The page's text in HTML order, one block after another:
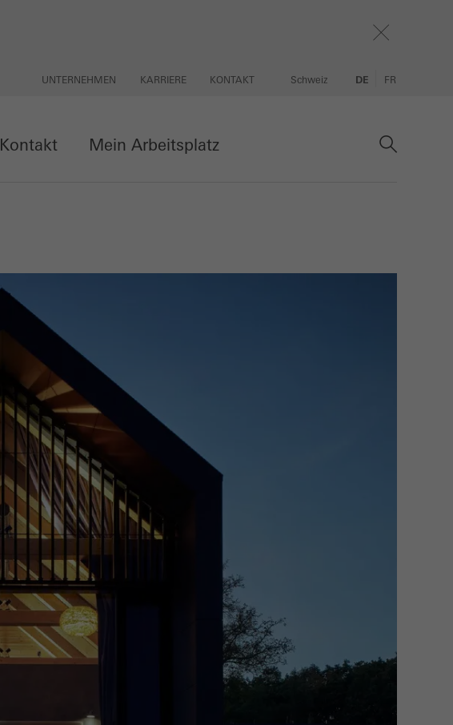
UNTERNEHMEN KARRIERE KONTAKT Schweiz DE FR
Kontakt Mein Arbeitsplatz